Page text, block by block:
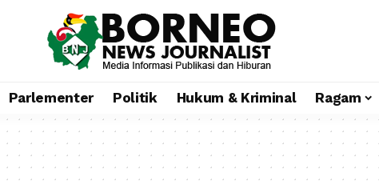
Parlementer Politik Hukum & Kriminal Ragam